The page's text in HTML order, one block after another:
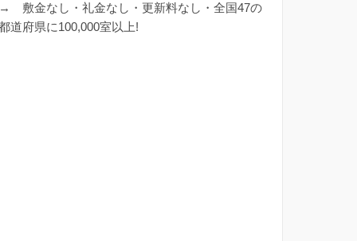
敷金なし・礼金なし・更新料なし・全国47の
道府県に100,000室以上!